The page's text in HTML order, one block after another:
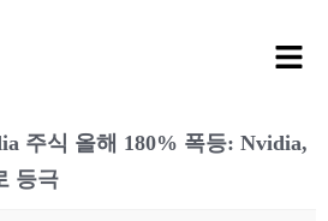
주식 올해 180% 폭등: Nvidia,
등극